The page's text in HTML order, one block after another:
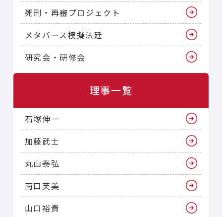
死刑・再審プロジェクト
メタバース模擬法廷
研究会・研修会
理事一覧
石塚伸一
加藤武士
丸山泰弘
南口芙美
山口裕貴